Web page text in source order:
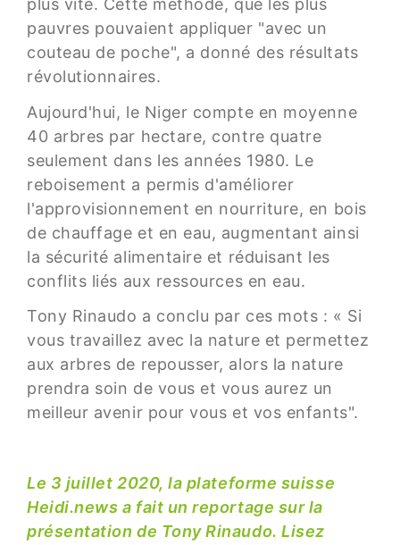
plus vite. Cette méthode, que les plus
pauvres pouvaient appliquer "avec un
couteau de poche", a donné des résultats
révolutionnaires.
Aujourd'hui, le Niger compte en moyenne
40 arbres par hectare, contre quatre
seulement dans les années 1980. Le
reboisement a permis d'améliorer
l'approvisionnement en nourriture, en bois
de chauffage et en eau, augmentant ainsi
la sécurité alimentaire et réduisant les
conflits liés aux ressources en eau.
Tony Rinaudo a conclu par ces mots : « Si
vous travaillez avec la nature et permettez
aux arbres de repousser, alors la nature
prendra soin de vous et vous aurez un
meilleur avenir pour vous et vos enfants".
Le 3 juillet 2020, la plateforme suisse
Heidi.news a fait un reportage sur la
présentation de Tony Rinaudo. Lisez